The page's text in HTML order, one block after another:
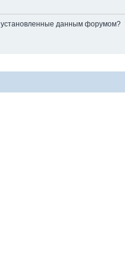
установленные данным форумом?